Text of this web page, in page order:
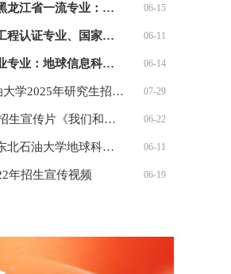
国家工程认证专业、黑龙江省一流专业：勘查技术与… 06-15
国家一流专业、国家工程认证专业、国家特色专业：… 06-11
新工科专业、新兴产业专业：地球信息科学与技术专业 06-14
“研”梦启航 | 东北石油大学2025年研究生招生宣… 07-29
地球科学学院2024年招生宣传片《我们和地科的故事… 06-22
欢迎全国高考生报考东北石油大学地球科学学院 06-11
年招生宣传视频 06-19